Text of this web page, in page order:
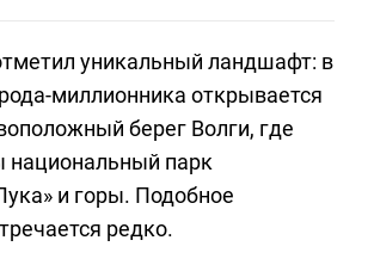
уникальный ландшафт: в
миллионника открывается
берег Волги, где
национальный парк
и горы. Подобное
редко.